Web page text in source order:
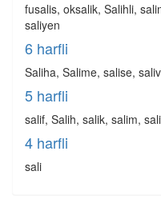
fusalis, oksalik, Salihli,
saliyen
6 harfli
Saliha, Salime, salise,
5 harfli
salif, Salih, salik, salim,
4 harfli
sali